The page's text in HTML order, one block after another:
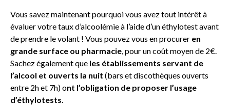
Vous savez maintenant pourquoi vous avez tout intérêt à
évaluer votre taux d’alcoolémie à l’aide d’un éthylotest avant
de prendre le volant ! Vous pouvez vous en procurer en
grande surface ou pharmacie, pour un coût moyen de 2€.
Sachez également que les établissements servant de
l’alcool et ouverts la nuit (bars et discothèques ouverts
entre 2h et 7h) ont l’obligation de proposer l’usage
d’éthylotests.